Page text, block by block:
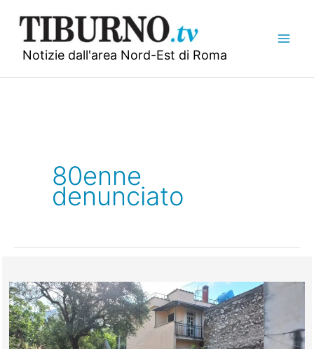
contenuto
Notizie dall'area Nord-Est di Roma
80enne
denunciato